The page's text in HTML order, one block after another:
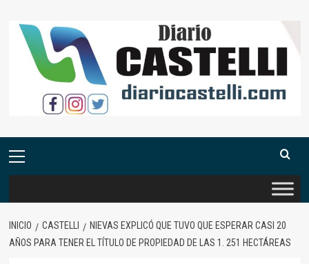
contenido
Menú
INICIO CASTELLI
NIEVAS EXPLICÓ QUE TUVO QUE ESPERAR CASI 20
AÑOS PARA TENER EL TÍTULO DE PROPIEDAD DE LAS 1. 251 HECTÁREAS